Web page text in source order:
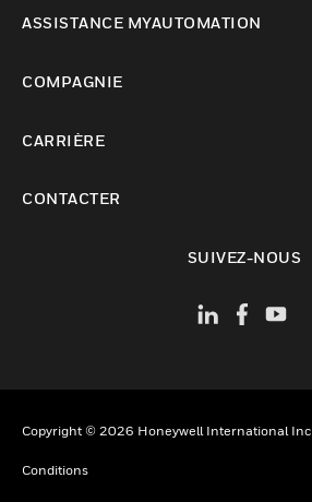
ASSISTANCE MYAUTOMATION
COMPAGNIE
CARRIÈRE
CONTACTER
SUIVEZ-NOUS
Copyright © 2026 Honeywell International Inc
Conditions